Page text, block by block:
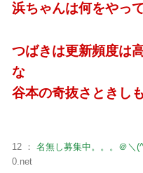
浜ちゃんは何をやっ
つばきは更新頻度は
な
谷本の奇抜さときし
12 ： 名無し募集中。。。＠＼
0.net